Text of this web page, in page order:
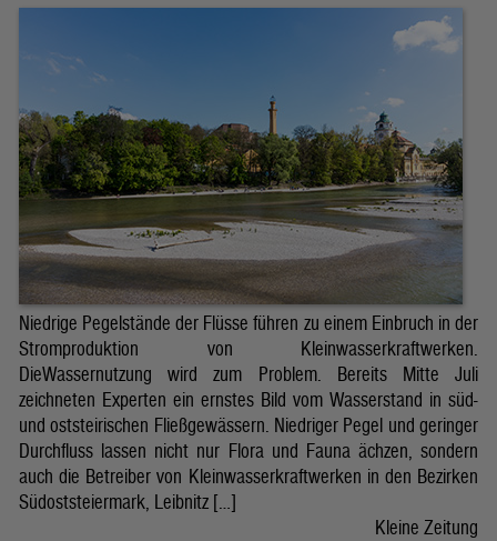
Niedrige Pegelstände der Flüsse führen zu einem Einbruch in der
Stromproduktion von Kleinwasserkraftwerken.
DieWassernutzung wird zum Problem. Bereits Mitte Juli
zeichneten Experten ein ernstes Bild vom Wasserstand in süd-
und oststeirischen Fließgewässern. Niedriger Pegel und geringer
Durchfluss lassen nicht nur Flora und Fauna ächzen, sondern
auch die Betreiber von Kleinwasserkraftwerken in den Bezirken
Südoststeiermark, Leibnitz […]
Kleine Zeitung